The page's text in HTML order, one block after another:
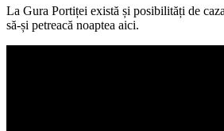
La Gura Portiței există și posibilități de
să-și petreacă noaptea aici.